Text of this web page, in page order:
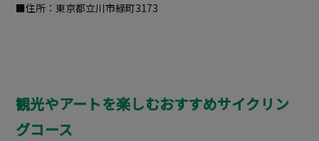
■住所：東京都立川市緑町3173
観光やアートを楽しむおすすめサイクリン
グコース